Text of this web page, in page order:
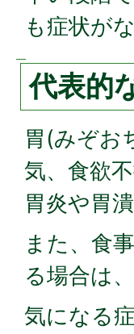
も症状が
代表的
胃(みぞお
気、食欲
胃炎や胃
また、食
る場合は
気になる